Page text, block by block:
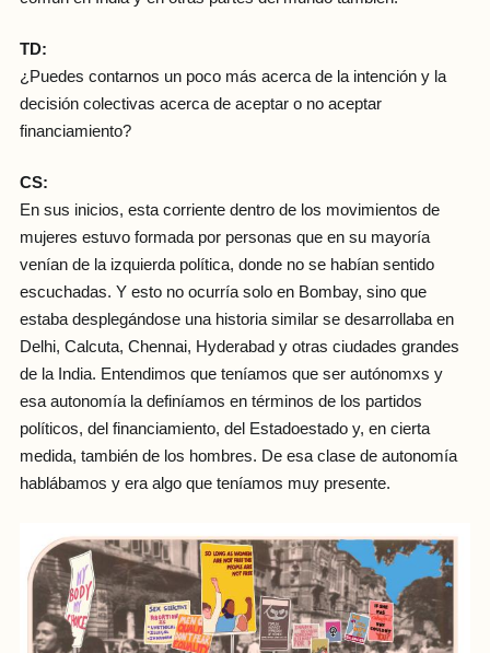
TD:
¿Puedes contarnos un poco más acerca de la intención y la
decisión colectivas acerca de aceptar o no aceptar
financiamiento?
CS:
En sus inicios, esta corriente dentro de los movimientos de
mujeres estuvo formada por personas que en su mayoría
venían de la izquierda política, donde no se habían sentido
escuchadas. Y esto no ocurría solo en Bombay, sino que
estaba desplegándose una historia similar se desarrollaba en
Delhi, Calcuta, Chennai, Hyderabad y otras ciudades grandes
de la India. Entendimos que teníamos que ser autónomxs y
esa autonomía la definíamos en términos de los partidos
políticos, del financiamiento, del Estadoestado y, en cierta
medida, también de los hombres. De esa clase de autonomía
hablábamos y era algo que teníamos muy presente.